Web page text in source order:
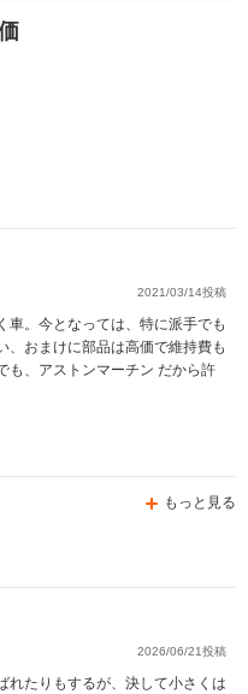
2021/03/14投稿
車。今となっては、特に派手でも
、おまけに部品は高価で維持費も
も、アストンマーチン だから許
もっと見る
2026/06/21投稿
れたりもするが、決して小さくは